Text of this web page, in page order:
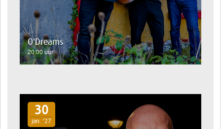
O'Dreams
20:00 uur
30
jan. '27